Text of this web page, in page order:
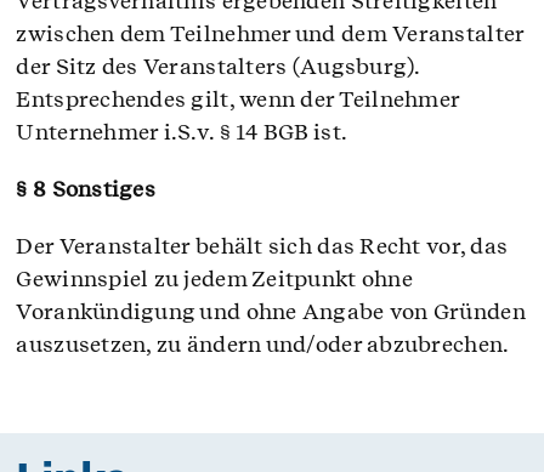
zwischen dem Teilnehmer und dem Veranstalter
der Sitz des Veranstalters (Augsburg).
Entsprechendes gilt, wenn der Teilnehmer
Unternehmer i.S.v. § 14 BGB ist.
§ 8 Sonstiges
Der Veranstalter behält sich das Recht vor, das
Gewinnspiel zu jedem Zeitpunkt ohne
Vorankündigung und ohne Angabe von Gründen
auszusetzen, zu ändern und/oder abzubrechen.